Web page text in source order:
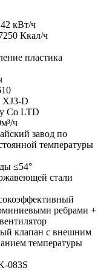
кВт/ч
Ккал/ч
пластика
D
Co LTD
ч
завод по
температуры
≤54°
стали
ребрами +
клапан с внешним
температуры
083S